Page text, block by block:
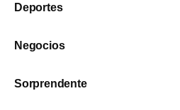
Deportes
Negocios
Sorprendente